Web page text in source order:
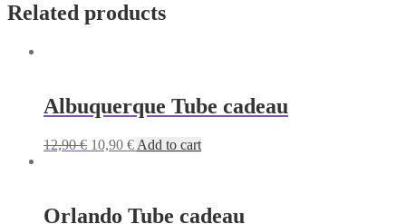
Related products
Albuquerque Tube cadeau
12,90€ Original
10,90 €Current
Add to cart
Orlando Tube cadeau